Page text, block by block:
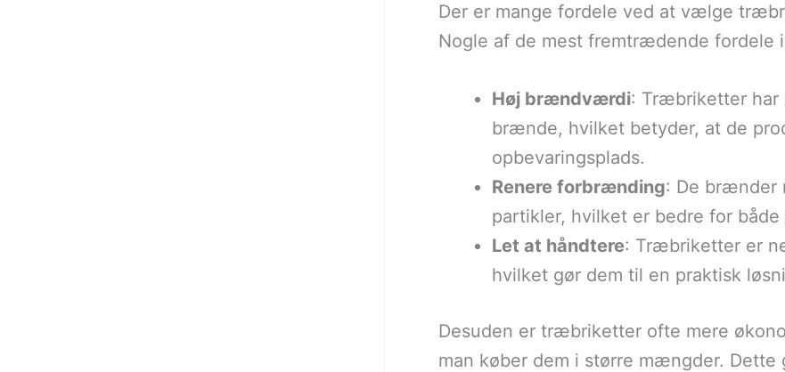
Der er mange fordele ved at vælge
Nogle af de mest fremtrædende fordele
Høj brændværdi: Træbriketter
brænde, hvilket betyder, at de
opbevaringsplads.
Renere forbrænding: De brænder
partikler, hvilket er bedre for
Let at håndtere: Træbriketter er
hvilket gør dem til en praktisk
Desuden er træbriketter ofte mere
man køber dem i større mængder.